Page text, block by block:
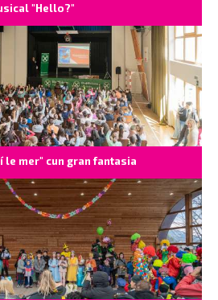
"Hello?"
le mer" cun gran fantasia